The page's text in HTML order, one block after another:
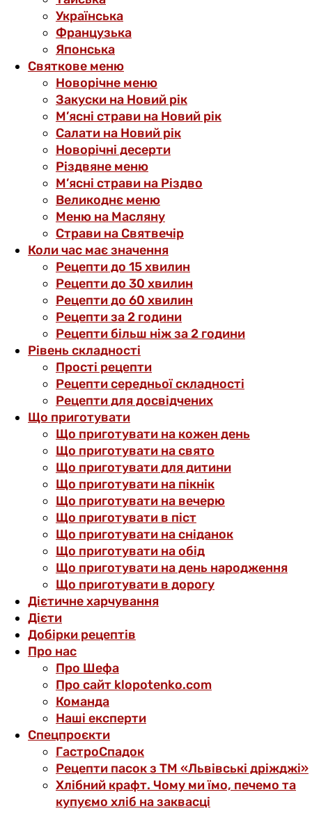
Українська
Французька
Японська
Святкове меню
Новорічне меню
Закуски на Новий рік
М’ясні страви на Новий рік
Салати на Новий рік
Новорічні десерти
Різдвяне меню
М’ясні страви на Різдво
Великоднє меню
Меню на Масляну
Страви на Святвечір
Коли час має значення
Рецепти до 15 хвилин
Рецепти до 30 хвилин
Рецепти до 60 хвилин
Рецепти за 2 години
Рецепти більш ніж за 2 години
Рівень складності
Прості рецепти
Рецепти середньої складності
Рецепти для досвідчених
Що приготувати
Що приготувати на кожен день
Що приготувати на свято
Що приготувати для дитини
Що приготувати на пікнік
Що приготувати на вечерю
Що приготувати в піст
Що приготувати на сніданок
Що приготувати на обід
Що приготувати на день народження
Що приготувати в дорогу
Дієтичне харчування
Дієти
Добірки рецептів
Про нас
Про Шефа
Про сайт klopotenko.com
Команда
Наші експерти
Спецпроєкти
ГастроСпадок
Рецепти пасок з ТМ «Львівські дріжджі»
Хлібний крафт. Чому ми їмо, печемо та
купуємо хліб на заквасці